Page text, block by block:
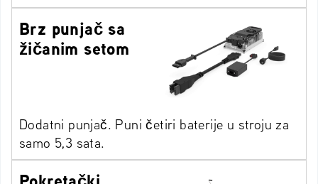
Brz punjač sa
žičanim setom
Dodatni punjač. Puni četiri baterije u stroju za
samo 5,3 sata.